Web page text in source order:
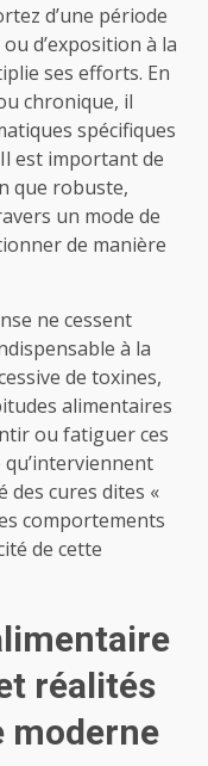
d’une période
d’exposition à la
ses efforts. En
chronique, il
spécifiques
est important de
que robuste,
un mode de
de manière
ne cessent
à la
de toxines,
alimentaires
ou fatiguer ces
qu’interviennent
des cures dites «
comportements
de cette
réalités
moderne